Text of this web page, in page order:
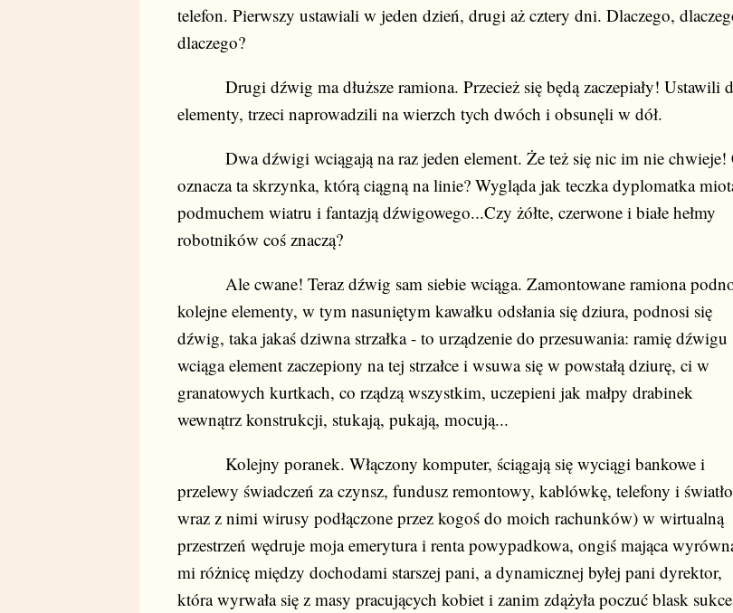
telefon. Pierwszy ustawiali w jeden dzień, drugi aż cztery dni. Dlaczego,
dlaczego?
Drugi dźwig ma dłuższe ramiona. Przecież się będą zaczepiały! Ustawili
elementy, trzeci naprowadzili na wierzch tych dwóch i obsunęli w dół.
Dwa dźwigi wciągają na raz jeden element. Że też się nic im nie chwieje!
oznacza ta skrzynka, którą ciągną na linie? Wygląda jak teczka dyplomatka
podmuchem wiatru i fantazją dźwigowego...Czy żółte, czerwone i białe hełmy
robotników coś znaczą?
Ale cwane! Teraz dźwig sam siebie wciąga. Zamontowane ramiona
kolejne elementy, w tym nasuniętym kawałku odsłania się dziura, podnosi się
dźwig, taka jakaś dziwna strzałka - to urządzenie do przesuwania: ramię dźwigu
wciąga element zaczepiony na tej strzałce i wsuwa się w powstałą dziurę, ci w
granatowych kurtkach, co rządzą wszystkim, uczepieni jak małpy drabinek
wewnątrz konstrukcji, stukają, pukają, mocują...
Kolejny poranek. Włączony komputer, ściągają się wyciągi bankowe i
przelewy świadczeń za czynsz, fundusz remontowy, kablówkę, telefony i
wraz z nimi wirusy podłączone przez kogoś do moich rachunków) w wirtualną
przestrzeń wędruje moja emerytura i renta powypadkowa, ongiś mająca
mi różnicę między dochodami starszej pani, a dynamicznej byłej pani dyrektor,
która wyrwała się z masy pracujących kobiet i zanim zdążyła poczuć blask